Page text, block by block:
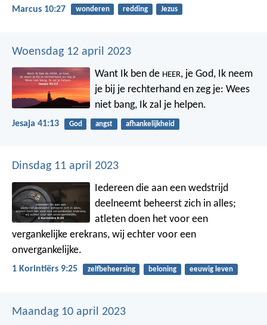
Marcus 10:27 wonderen redding Jezus
Woensdag 12 april 2023
Want Ik ben de HEER, je God, Ik neem
je bij je rechterhand en zeg je: Wees
niet bang, Ik zal je helpen.
Jesaja 41:13 God angst afhankelijkheid
Dinsdag 11 april 2023
Iedereen die aan een wedstrijd
deelneemt beheerst zich in alles;
atleten doen het voor een
vergankelijke erekrans, wij echter voor een
onvergankelijke.
1 Korintiërs 9:25 zelfbeheersing beloning eeuwig leven
Maandag 10 april 2023